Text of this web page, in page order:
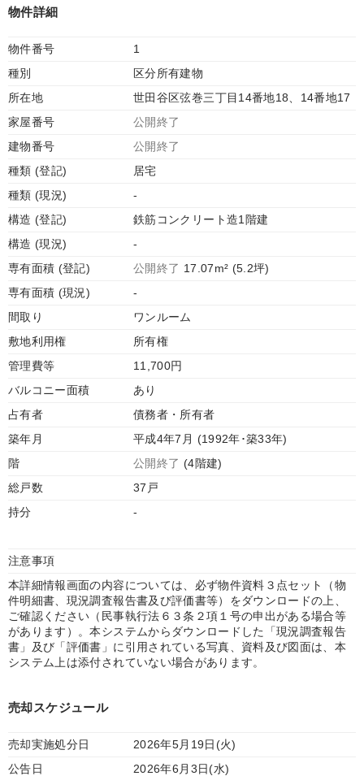
物件詳細
物件番号
1
種別
区分所有建物
所在地
世田谷区弦巻三丁目14番地18、14番地17
家屋番号
公開終了
建物番号
公開終了
種類 (登記)
居宅
種類 (現況)
-
構造 (登記)
鉄筋コンクリート造1階建
構造 (現況)
-
専有面積 (登記)
公開終了 17.07m² (5.2坪)
専有面積 (現況)
-
間取り
ワンルーム
敷地利用権
所有権
管理費等
11,700円
バルコニー面積
あり
占有者
債務者・所有者
築年月
平成4年7月 (1992年･築33年)
階
公開終了 (4階建)
総戸数
37戸
持分
-
注意事項
本詳細情報画面の内容については、必ず物件資料３点セット（物
件明細書、現況調査報告書及び評価書等）をダウンロードの上、
ご確認ください（民事執行法６３条２項１号の申出がある場合等
があります）。本システムからダウンロードした「現況調査報告
書」及び「評価書」に引用されている写真、資料及び図面は、本
システム上は添付されていない場合があります。
売却スケジュール
売却実施処分日
2026年5月19日(火)
公告日
2026年6月3日(水)